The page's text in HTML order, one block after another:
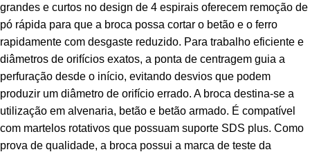
grandes e curtos no design de 4 espirais oferecem remoção de
pó rápida para que a broca possa cortar o betão e o ferro
rapidamente com desgaste reduzido. Para trabalho eficiente e
diâmetros de orifícios exatos, a ponta de centragem guia a
perfuração desde o início, evitando desvios que podem
produzir um diâmetro de orifício errado. A broca destina-se a
utilização em alvenaria, betão e betão armado. É compatível
com martelos rotativos que possuam suporte SDS plus. Como
prova de qualidade, a broca possui a marca de teste da